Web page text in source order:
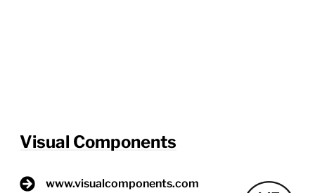
Visual Components
www.visualcomponents.com